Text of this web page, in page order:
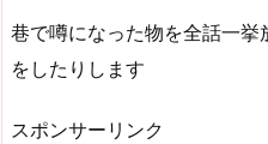
巷で噂になった物を全話一
をしたりします
スポンサーリンク